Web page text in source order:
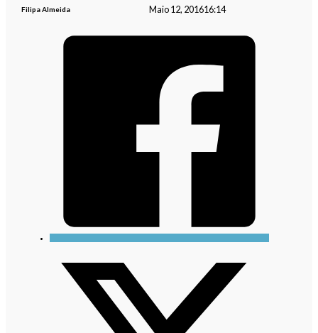
Filipa Almeida Maio 12, 201616:14